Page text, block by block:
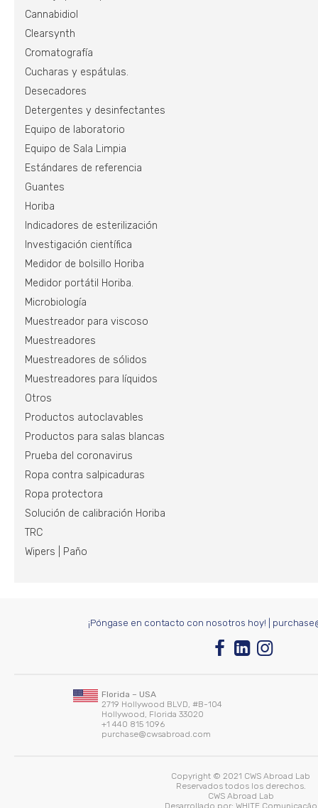
Cannabidiol
Clearsynth
Cromatografía
Cucharas y espátulas.
Desecadores
Detergentes y desinfectantes
Equipo de laboratorio
Equipo de Sala Limpia
Estándares de referencia
Guantes
Horiba
Indicadores de esterilización
Investigación científica
Medidor de bolsillo Horiba
Medidor portátil Horiba.
Microbiología
Muestreador para viscoso
Muestreadores
Muestreadores de sólidos
Muestreadores para líquidos
Otros
Productos autoclavables
Productos para salas blancas
Prueba del coronavirus
Ropa contra salpicaduras
Ropa protectora
Solución de calibración Horiba
TRC
Wipers | Paño
¡Póngase en contacto con nosotros hoy!
Copyright © 2021 CWS Abroad Lab
Reservados todos los derechos.
CWS Abroad Lab
Desarrollado por: WHITE Comunicação
Florida – USA
2719 Hollywood BLVD, #B-104
Hollywood, Florida 33020
+1 440 815 1096
purchase@cwsabroad.com